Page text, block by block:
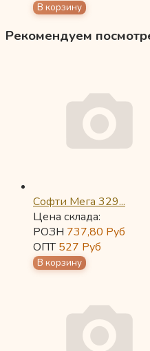
Рекомендуем
Софти Мега 329...
Цена склада:
РОЗН 737,80 Руб
ОПТ527 Руб